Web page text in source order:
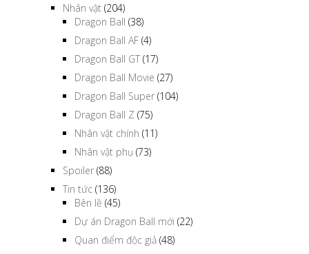
Nhân vật (204)
Dragon Ball (38)
Dragon Ball AF (4)
Dragon Ball GT (17)
Dragon Ball Movie (27)
Dragon Ball Super (104)
Dragon Ball Z (75)
Nhân vật chính (11)
Nhân vật phụ (73)
Spoiler (88)
Tin tức (136)
Bên lề (45)
Dự án Dragon Ball mới (22)
Quan điểm độc giả (48)